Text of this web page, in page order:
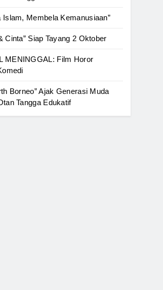
Islam, Membela Kemanusiaan”
Cinta” Siap Tayang 2 Oktober
MENINGGAL: Film Horor
Borneo” Ajak Generasi Muda
Tangga Edukatif